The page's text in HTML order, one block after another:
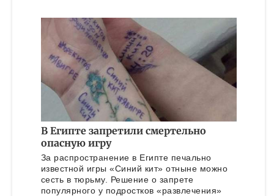
В Египте запретили смертельно
опасную игру
За распространение в Египте печально
известной игры «Синий кит» отныне можно
сесть в тюрьму. Решение о запрете
популярного у подростков «развлечения»